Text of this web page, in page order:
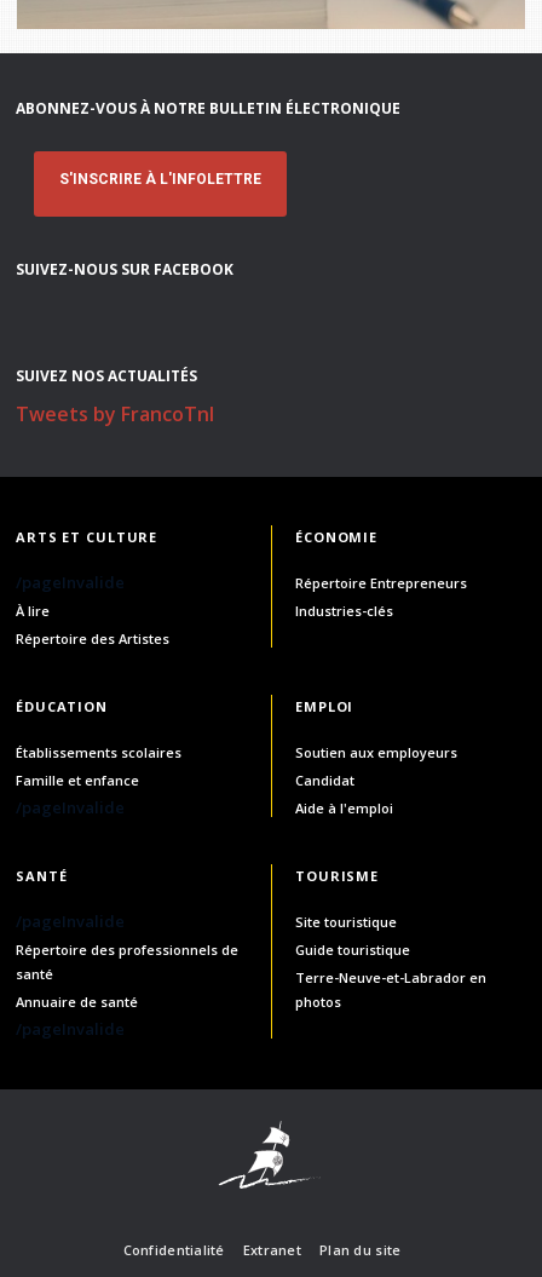
ABONNEZ-VOUS À NOTRE BULLETIN ÉLECTRONIQUE
S'INSCRIRE À L'INFOLETTRE
SUIVEZ-NOUS SUR FACEBOOK
SUIVEZ NOS ACTUALITÉS
Tweets by FrancoTnl
ARTS ET CULTURE
/pageInvalide
À lire
Répertoire des Artistes
ÉCONOMIE
Répertoire Entrepreneurs
Industries-clés
ÉDUCATION
Établissements scolaires
Famille et enfance
/pageInvalide
EMPLOI
Soutien aux employeurs
Candidat
Aide à l'emploi
SANTÉ
/pageInvalide
Répertoire des professionnels de
santé
Annuaire de santé
/pageInvalide
TOURISME
Site touristique
Guide touristique
Terre-Neuve-et-Labrador en
photos
Confidentialité Extranet Plan du site